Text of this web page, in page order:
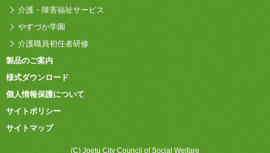
介護・障害福祉サービス
やすづか学園
介護職員初任者研修
製品のご案内
様式ダウンロード
個人情報保護について
サイトポリシー
サイトマップ
(C) Joetu City Council of Social Welfare